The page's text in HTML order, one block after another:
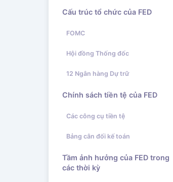
Cấu trúc tổ chức của FED
FOMC
Hội đồng Thống đốc
12 Ngân hàng Dự trữ
Chính sách tiền tệ của FED
Các công cụ tiền tệ
Bảng cân đối kế toán
Tầm ảnh hưởng của FED trong
các thời kỳ